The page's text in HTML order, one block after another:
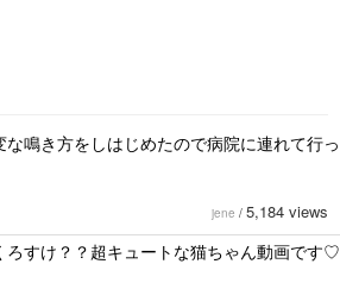
な鳴き方をしはじめたので病院に連れて行っ
jene / 5,184 views
ろすけ？？超キュートな猫ちゃん動画です♡